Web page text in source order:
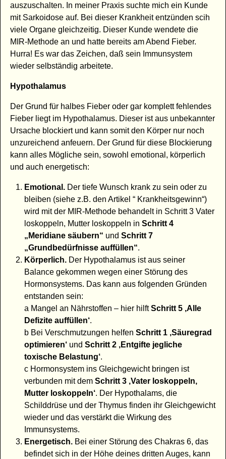
auszuschalten. In meiner Praxis suchte mich ein Kunde
mit Sarkoidose auf. Bei dieser Krankheit entzünden scih
viele Organe gleichzeitig. Dieser Kunde wendete die
MIR-Methode an und hatte bereits am Abend Fieber.
Hurra! Es war das Zeichen, daß sein Immunsystem
wieder selbständig arbeitete.
Hypothalamus
Der Grund für halbes Fieber oder gar komplett fehlendes
Fieber liegt im Hypothalamus. Dieser ist aus unbekannter
Ursache blockiert und kann somit den Körper nur noch
unzureichend anfeuern. Der Grund für diese Blockierung
kann alles Mögliche sein, sowohl emotional, körperlich
und auch energetisch:
Emotional.Der tiefe Wunsch krank zu sein oder zu
bleiben (siehe z.B. den Artikel “ Krankheitsgewinn“)
wird mit der MIR-Methode behandelt in Schritt 3 Vater
loskoppeln, Mutter loskoppeln in Schritt 4
„Meridiane säubern“ und Schritt 7
„Grundbedürfnisse auffüllen“.
Körperlich.Der Hypothalamus ist aus seiner
Balance gekommen wegen einer Störung des
Hormonsystems. Das kann aus folgenden Gründen
entstanden sein:
a Mangel an Nährstoffen – hier hilftSchritt 5 ‚Alle
Defizite auffüllen‘.
b Bei Verschmutzungen helfen Schritt 1 ‚Säuregrad
optimieren‘und Schritt 2 ‚Entgifte jegliche
toxische Belastung‘.
c Hormonsystem ins Gleichgewicht bringen ist
verbunden mit dem Schritt 3 ‚Vater loskoppeln,
Mutter loskoppeln‘. Der Hypothalams, die
Schilddrüse und der Thymus finden ihr Gleichgewicht
wieder und das verstärkt die Wirkung des
Immunsystems.
Energetisch.Bei einer Störung des Chakras 6, das
befindet sich in der Höhe deines dritten Auges, kann